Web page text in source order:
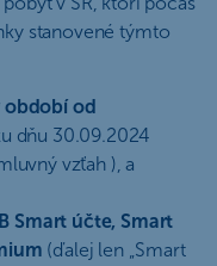
stanovené týmto
období od
dňu 30.09.2024
vzťah ), a
Smart účte, Smart
(ďalej len „Smart